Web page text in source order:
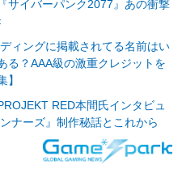
サイバーパンク2077』あの衝撃
ィングに掲載されてる名前はい
る？AAA級の激重クレジットを
RED本間氏インタビュ
ナーズ』制作秘話とこれから